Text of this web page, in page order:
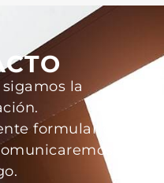
sigamos la
formulario